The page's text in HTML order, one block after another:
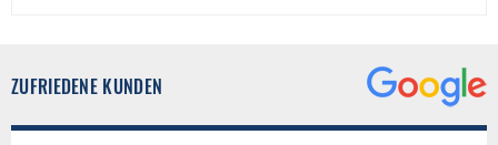
ZUFRIEDENE KUNDEN